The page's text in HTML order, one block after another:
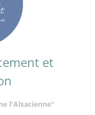
et
l'Alsacienne"